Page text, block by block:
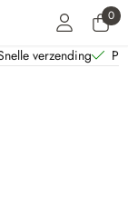
of sta alle 0
verzending